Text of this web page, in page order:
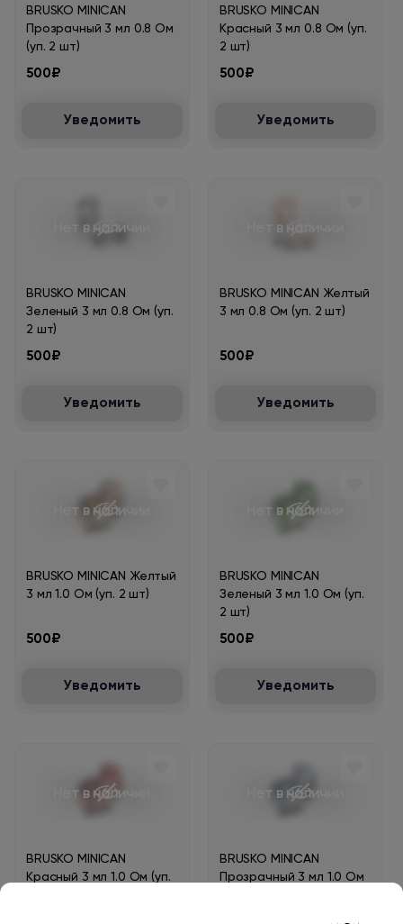
BRUSKO MINICAN
Прозрачный 3 мл 0.8 Ом
(уп. 2 шт)
500₽
Уведомить
BRUSKO MINICAN
Красный 3 мл 0.8 Ом (уп.
2 шт)
500₽
Уведомить
Нет в наличии
BRUSKO MINICAN
Зеленый 3 мл 0.8 Ом (уп.
2 шт)
500₽
Уведомить
Нет в наличии
BRUSKO MINICAN Желтый
3 мл 0.8 Ом (уп. 2 шт)
500₽
Уведомить
Нет в наличии
BRUSKO MINICAN Желтый
3 мл 1.0 Ом (уп. 2 шт)
500₽
Уведомить
Нет в наличии
BRUSKO MINICAN
Зеленый 3 мл 1.0 Ом (уп.
2 шт)
500₽
Уведомить
Нет в наличии
BRUSKO MINICAN
Красный 3 мл 1.0 Ом (уп.
Нет в наличии
BRUSKO MINICAN
Прозрачный 3 мл 1.0 Ом